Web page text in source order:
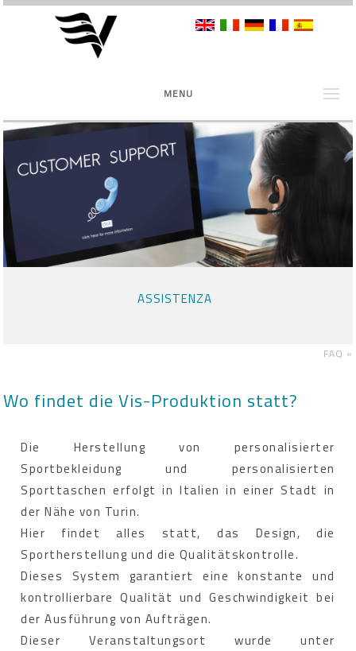
MENU
ASSISTENZA
FAQ »
Wo findet die Vis-Produktion statt?
Die Herstellung von personalisierter
Sportbekleidung und personalisierten
Sporttaschen erfolgt in Italien in einer Stadt in
der Nähe von Turin.
Hier findet alles statt, das Design, die
Sportherstellung und die Qualitätskontrolle.
Dieses System garantiert eine konstante und
kontrollierbare Qualität und Geschwindigkeit bei
der Ausführung von Aufträgen.
Dieser Veranstaltungsort wurde unter